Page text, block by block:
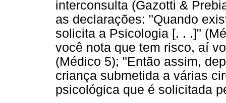
interconsulta (Gazotti &
as declarações: "Quando
solicita a Psicologia [. . .]"
você nota que tem risco, aí
(Médico 5); "Então assim,
criança submetida a várias
psicológica que é solicitada